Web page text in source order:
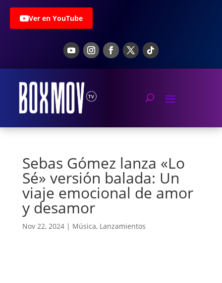
Ver en YouTube
Sebas Gómez lanza «Lo
Sé» versión balada: Un
viaje emocional de amor
y desamor
Nov 22, 2024| Música, Lanzamientos